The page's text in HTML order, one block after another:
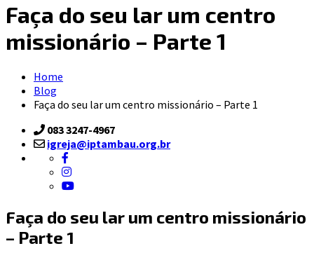
Faça do seu lar um centro
missionário – Parte 1
Home
Blog
Faça do seu lar um centro missionário – Parte 1
083 3247-4967
igreja@iptambau.org.br
Faça do seu lar um centro missionário
– Parte 1